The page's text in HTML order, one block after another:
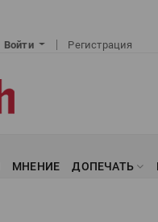
Войти Регистрация
МНЕНИЕ ДОПЕЧАТЬ